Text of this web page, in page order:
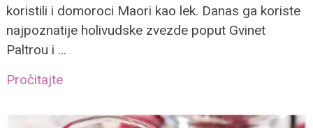
koristili i domoroci Maori kao lek. Danas ga koriste
najpoznatije holivudske zvezde poput Gvinet
Paltrou i …
Pročitajte